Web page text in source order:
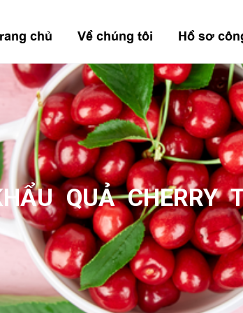
chủ Về chúng tôi Hồ sơ
QUẢ CHERRY